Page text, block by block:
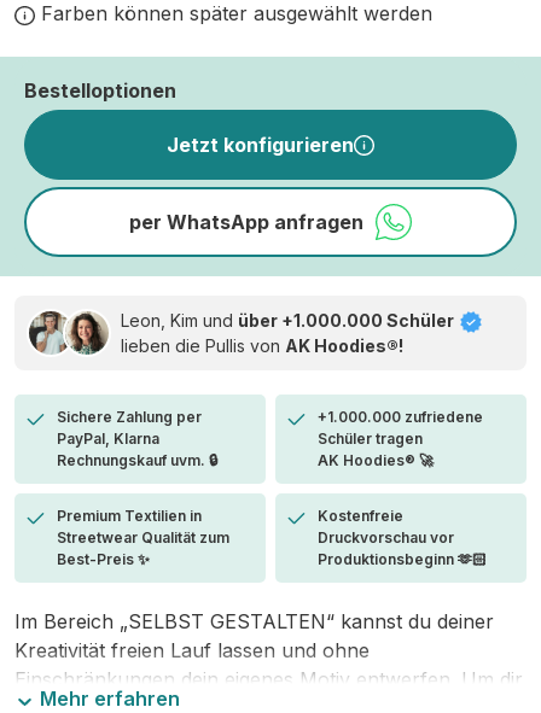
Farben können später ausgewählt werden
Bestelloptionen
Jetzt konfigurieren
per WhatsApp anfragen
Leon, Kim und über +1.000.000 Schüler
lieben die Pullis von AK Hoodies®!
Sichere Zahlung per
PayPal, Klarna
Rechnungskauf uvm. 🔒
+1.000.000 zufriedene
Schüler tragen
AK Hoodies® 🚀
Premium Textilien in
Streetwear Qualität zum
Best-Preis ✨
Kostenfreie
Druckvorschau vor
Produktionsbeginn 🫶🏻
Im Bereich „SELBST GESTALTEN“ kannst du deiner
Kreativität freien Lauf lassen und ohne
Einschränkungen dein eigenes Motiv entwerfen. Um dir
Mehr erfahren